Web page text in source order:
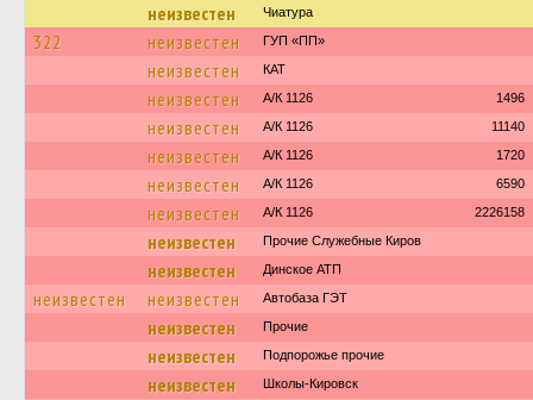
неизвестен Чиатура
322 неизвестен ГУП «ПП»
неизвестен КАТ
неизвестен А/К 1126 1496
неизвестен А/К 1126 11140
неизвестен А/К 1126 1720
неизвестен А/К 1126 6590
неизвестен А/К 1126 2226158
неизвестен Прочие Служебные Киров
неизвестен Динское АТП
неизвестен неизвестен Автобаза ГЭТ
неизвестен Прочие
неизвестен Подпорожье прочие
неизвестен Школы-Кировск